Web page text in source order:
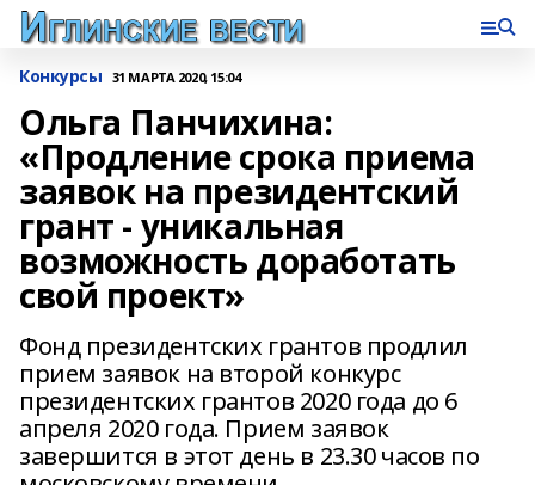
Конкурсы 31 МАРТА 2020, 15:04
Ольга Панчихина:
«Продление срока приема
заявок на президентский
грант - уникальная
возможность доработать
свой проект»
Фонд президентских грантов продлил
прием заявок на второй конкурс
президентских грантов 2020 года до 6
апреля 2020 года. Прием заявок
завершится в этот день в 23.30 часов по